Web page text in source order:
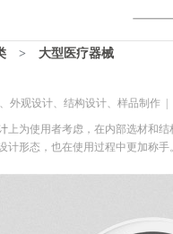
> 大型医疗器械
外观设计、结构设计、样品制作 |
上为使用者考虑，在内部选材和
计形态，也在使用过程中更加称手